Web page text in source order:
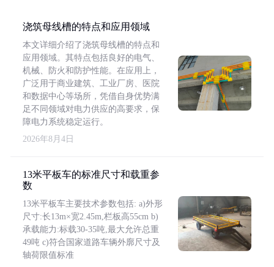
浇筑母线槽的特点和应用领域
本文详细介绍了浇筑母线槽的特点和
应用领域。其特点包括良好的电气、
机械、防火和防护性能。在应用上，
广泛用于商业建筑、工业厂房、医院
和数据中心等场所，凭借自身优势满
足不同领域对电力供应的高要求，保
障电力系统稳定运行。
2026年8月4日
13米平板车的标准尺寸和载重参
数
13米平板车主要技术参数包括: a)外形
尺寸:长13m×宽2.45m,栏板高55cm b)
承载能力:标载30-35吨,最大允许总重
49吨 c)符合国家道路车辆外廓尺寸及
轴荷限值标准